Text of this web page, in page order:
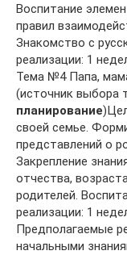
Воспитание
правил
Знакомство с
реализации: 1
Тема №4 Папа,
(источник выбора
планирование
своей семье.
представлений о
Закрепление
отчества,
родителей.
реализации: 1
Предполагаемые
начальными